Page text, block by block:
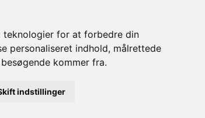
for at forbedre din
personaliseret indhold, målrettede
kommer fra.
indstillinger